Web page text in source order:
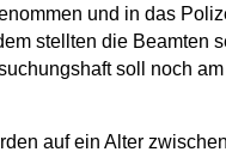
und in das
stellten die Beamten
soll noch
auf ein Alter